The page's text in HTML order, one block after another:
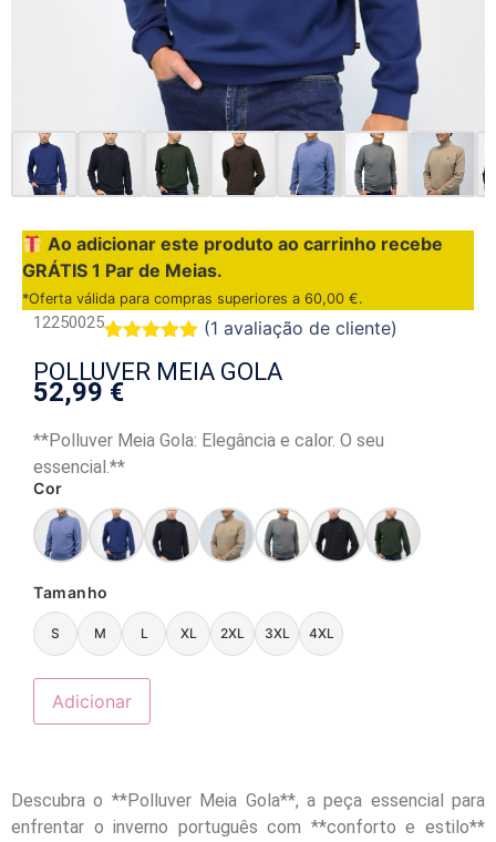
Ao adicionar este produto ao carrinho recebe
GRÁTIS 1 Par de Meias.
*Oferta válida para compras superiores a 60,00 €.
12250025
com5.00
em 5 com
de cliente
(1 avaliação de cliente)
POLLUVER MEIA GOLA
52,99 €
**Polluver Meia Gola: Elegância e calor. O seu
essencial.**
Cor
Tamanho
S M L XL 2XL 3XL 4XL
Adicionar
Descubra o **Polluver Meia Gola**, a peça essencial para
enfrentar o inverno português com **conforto e estilo**